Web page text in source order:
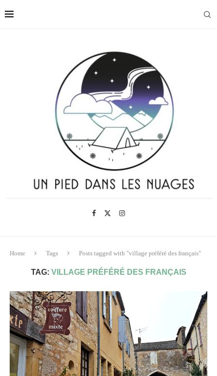
Home Tags Posts tagged with "village préféré des français"
TAG: VILLAGE PRÉFÉRÉ DES FRANÇAIS